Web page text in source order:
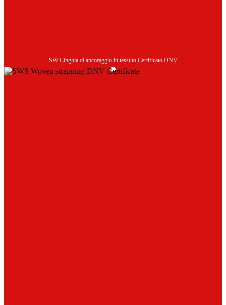
SW Cinghia di ancoraggio in tessuto Certificato DNV